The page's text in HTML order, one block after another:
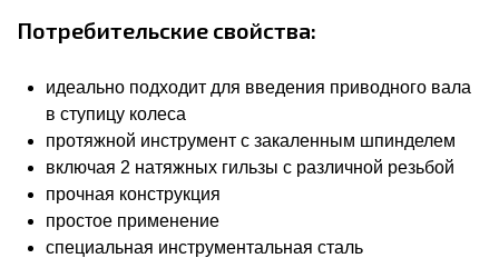
Потребительские свойства:
идеально подходит для введения приводного вала
в ступицу колеса
протяжной инструмент с закаленным шпинделем
включая 2 натяжных гильзы с различной резьбой
прочная конструкция
простое применение
специальная инструментальная сталь